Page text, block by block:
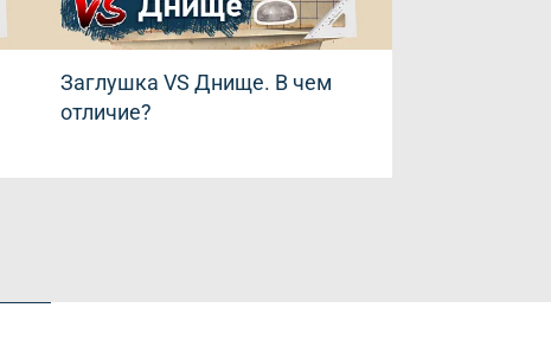
Заглушка VS Днище. В чем
отличие?